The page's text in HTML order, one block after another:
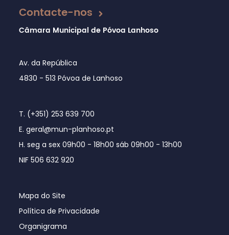
Contacte-nos
Câmara Municipal de Póvoa Lanhoso
Av. da República
4830 - 513 Póvoa de Lanhoso
T. (+351) 253 639 700
E. geral@mun-planhoso.pt
H. seg a sex 09h00 - 18h00 sáb 09h00 - 13h00
NIF 506 632 920
Mapa do Site
Política de Privacidade
Organigrama